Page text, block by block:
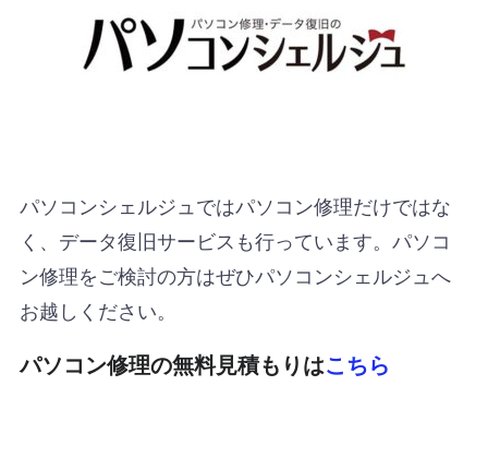
パソコンシェルジュではパソコン修理だけではな
く、データ復旧サービスも行っています。パソコ
ン修理をご検討の方はぜひパソコンシェルジュへ
お越しください。
パソコン修理の無料見積もりはこちら